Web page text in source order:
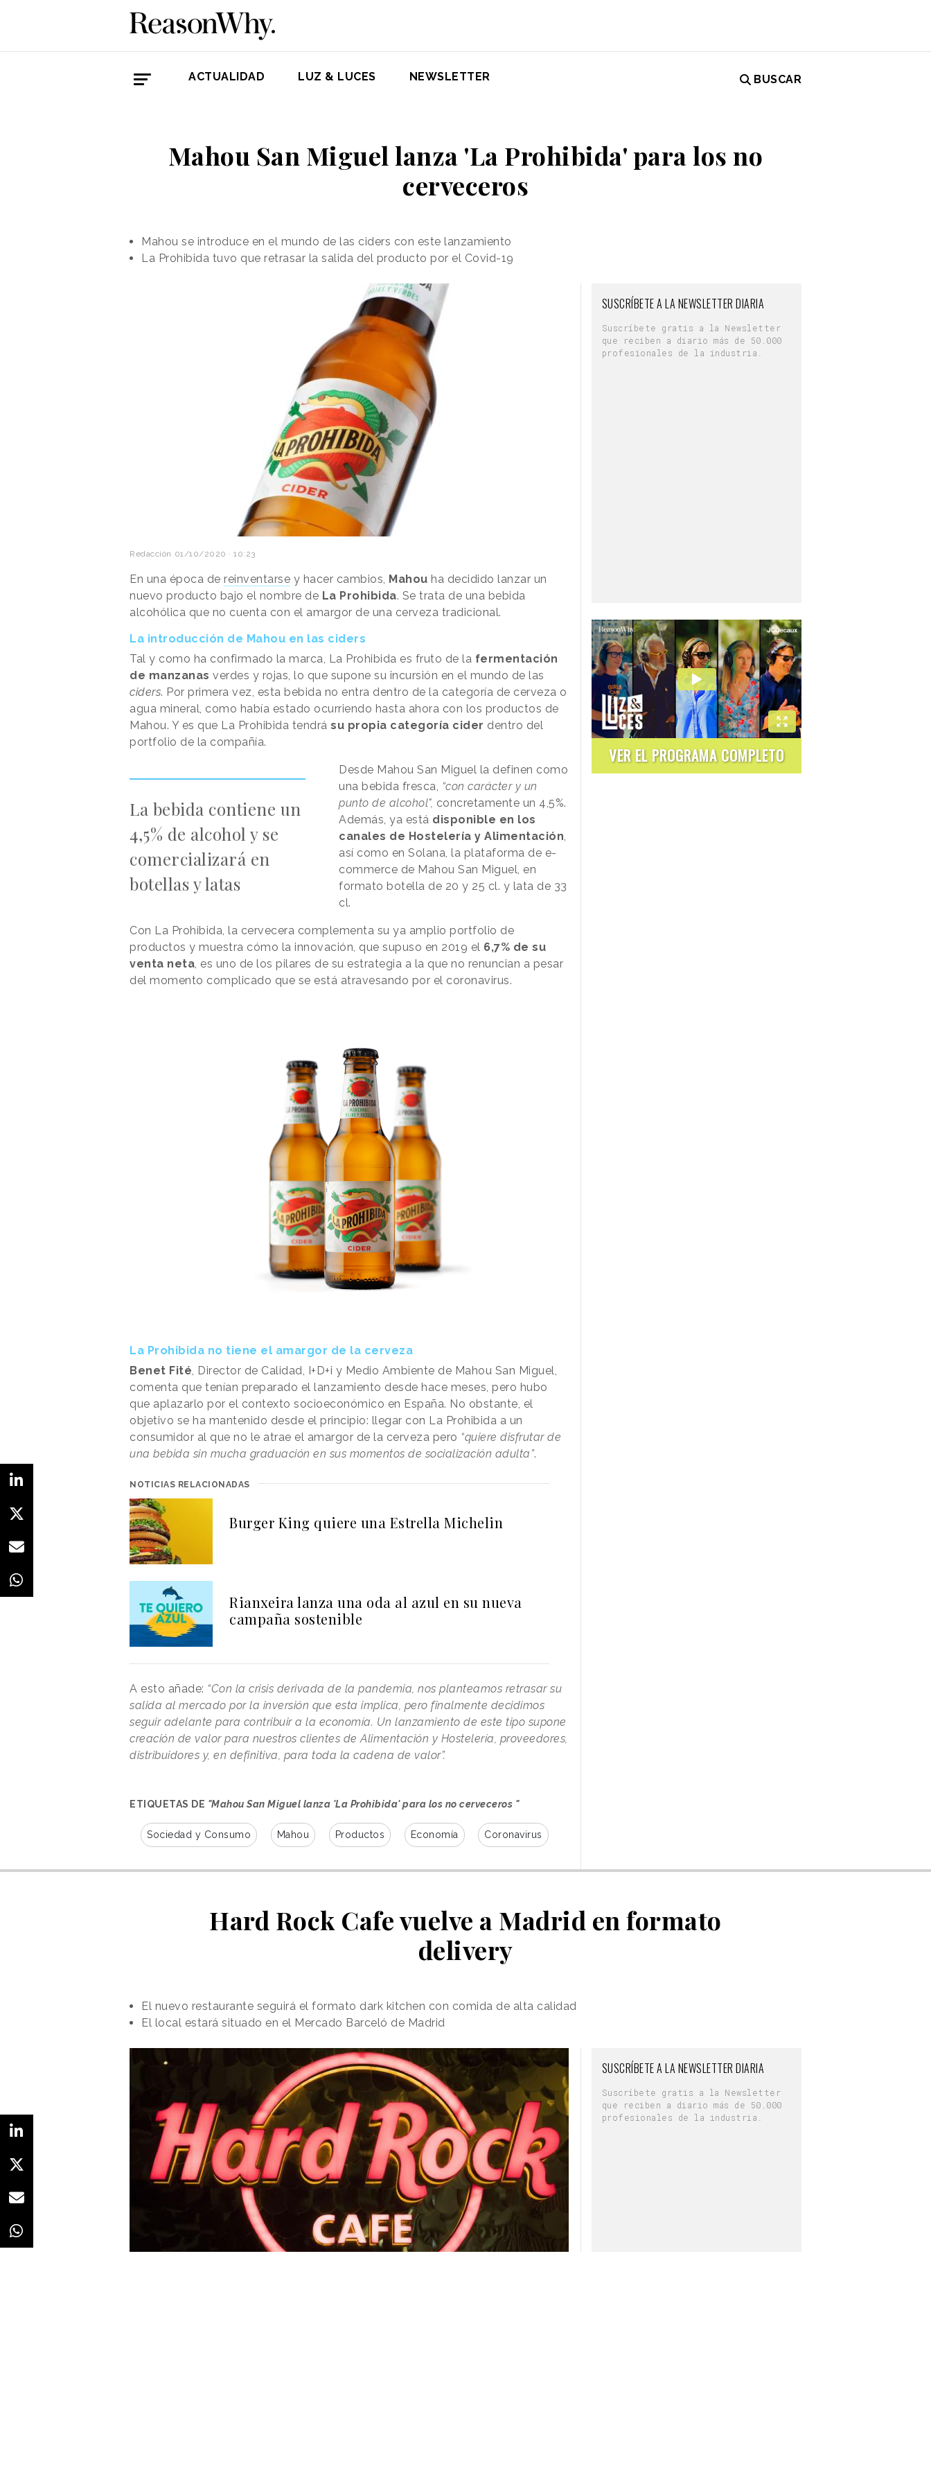
ACTUALIDAD LUZ & LUCES NEWSLETTER BUSCAR
Mahou San Miguel lanza 'La Prohibida' para los no
cerveceros
Mahou se introduce en el mundo de las ciders con este lanzamiento
La Prohibida tuvo que retrasar la salida del producto por el Covid-19
Redacción 01/10/2020 · 10:23
En una época de reinventarse y hacer cambios, Mahou ha decidido lanzar un
nuevo producto bajo el nombre de La Prohibida. Se trata de una bebida
alcohólica que no cuenta con el amargor de una cerveza tradicional.
La introducción de Mahou en las ciders
Tal y como ha confirmado la marca, La Prohibida es fruto de la fermentación
de manzanas verdes y rojas, lo que supone su incursión en el mundo de las
ciders. Por primera vez, esta bebida no entra dentro de la categoría de cerveza o
agua mineral, como había estado ocurriendo hasta ahora con los productos de
Mahou. Y es que La Prohibida tendrá su propia categoría cider dentro del
portfolio de la compañía.
La bebida contiene un
4,5% de alcohol y se
comercializará en
botellas y latas
Desde Mahou San Miguel la definen como
una bebida fresca,
“con carácter y un
punto de alcohol", concretamente un 4,5%.
Además, ya está disponible en los
canales de Hostelería y Alimentación
así como en Solana, la plataforma de e-
commerce de Mahou San Miguel, en
formato botella de 20 y 25 cl. y lata de 33
cl.
Con La Prohibida, la cervecera complementa su ya amplio portfolio de
productos y muestra cómo la innovación, que supuso en 2019 el 6,7% de su
venta neta , es uno de los pilares de su estrategia a la que no renuncian a pesar
del momento complicado que se está atravesando por el coronavirus.
La Prohibida no tiene el amargor de la cerveza
Benet Fité , Director de Calidad, I+D+i y Medio Ambiente de Mahou San Miguel,
comenta que tenían preparado el lanzamiento desde hace meses, pero hubo
que aplazarlo por el contexto socioeconómico en España. No obstante, el
objetivo se ha mantenido desde el principio: llegar con La Prohibida a un
consumidor al que no le atrae el amargor de la cerveza pero “quiere disfrutar de
una bebida sin mucha graduación en sus momentos de socialización adulta”.
NOTICIAS RELACIONADAS
Burger King quiere una Estrella Michelin
Rianxeira lanza una oda al azul en su nueva
campaña sostenible
A esto añade: “Con la crisis derivada de la pandemia, nos planteamos retrasar su
salida al mercado por la inversión que esta implica, pero finalmente decidimos
seguir adelante para contribuir a la economía. Un lanzamiento de este tipo supone
creación de valor para nuestros clientes de Alimentación y Hostelería, proveedores,
distribuidores y, en definitiva, para toda la cadena de valor”.
ETIQUETAS DE "Mahou San Miguel lanza 'La Prohibida' para los no cerveceros "
Sociedad y Consumo Mahou Productos Economía Coronavirus
SUSCRÍBETE A LA NEWSLETTER DIARIA
Suscríbete gratis a la Newsletter
que reciben a diario más de 50.000
profesionales de la industria.
VER EL PROGRAMA COMPLETO
Hard Rock Cafe vuelve a Madrid en formato
delivery
El nuevo restaurante seguirá el formato dark kitchen con comida de alta calidad
El local estará situado en el Mercado Barceló de Madrid
SUSCRÍBETE A LA NEWSLETTER DIARIA
Suscríbete gratis a la Newsletter
que reciben a diario más de 50.000
profesionales de la industria.